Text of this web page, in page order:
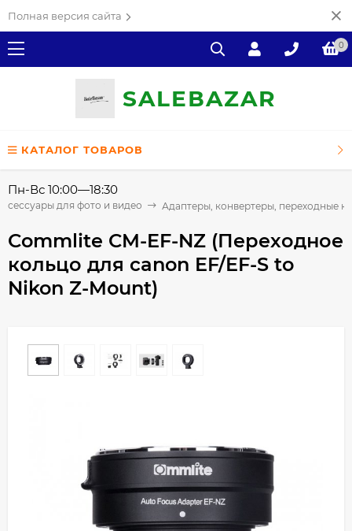
Полная версия сайта
0
SALEВAZAR
КАТАЛОГ ТОВАРОВ
Пн-Вс 10:00—18:30
для фото и видео Адаптеры, конвертеры, переходные
Commlite CM-EF-NZ (Переходное
кольцо для canon EF/EF-S to
Nikon Z-Mount)